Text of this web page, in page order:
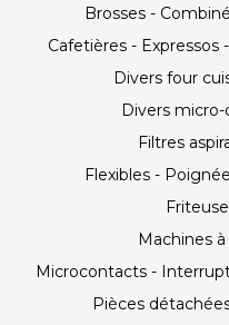
Brosses -
Cafetières - Expressos
Divers four
Divers micro-
Filtres
Flexibles -
Machines
Microcontacts -
Pièces